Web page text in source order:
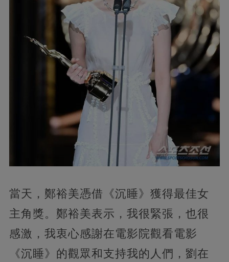
當天，鄭裕美憑借《沉睡》獲得最佳女
主角獎。鄭裕美表示，我很緊張，也很
感激，我衷心感謝在電影院觀看電影
《沉睡》的觀眾和支持我的人們，劉在